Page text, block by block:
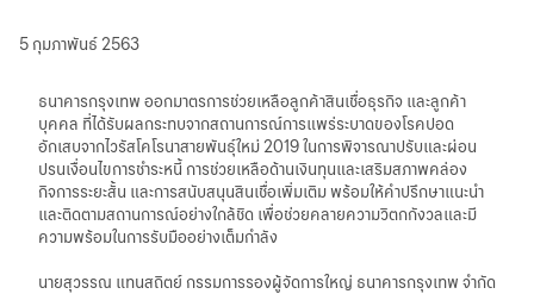
เกี่ยวกับธนาคารกรุงเทพ
華人事務
5 กุมภาพันธ์ 2563
ธนาคารกรุงเทพ ออกมาตรการช่วยเหลือลูกค้าสินเชื่อธุรกิจ และลูกค้า
บุคคล ที่ได้รับผลกระทบจากสถานการณ์การแพร่ระบาดของโรคปอด
อักเสบจากไวรัสโคโรนาสายพันธุ์ใหม่ 2019 ในการพิจารณาปรับและผ่อน
ปรนเงื่อนไขการชำระหนี้ การช่วยเหลือด้านเงินทุนและเสริมสภาพคล่อง
กิจการระยะสั้น และการสนับสนุนสินเชื่อเพิ่มเติม พร้อมให้คำปรึกษาแนะนำ
และติดตามสถานการณ์อย่างใกล้ชิด เพื่อช่วยคลายความวิตกกังวลและมี
ความพร้อมในการรับมืออย่างเต็มกำลัง
นายสุวรรณ แทนสถิตย์ กรรมการรองผู้จัดการใหญ่ ธนาคารกรุงเทพ จำกัด